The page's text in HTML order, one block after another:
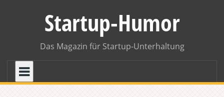
Startup-Humor
Das Magazin für Startup-Unterhaltung